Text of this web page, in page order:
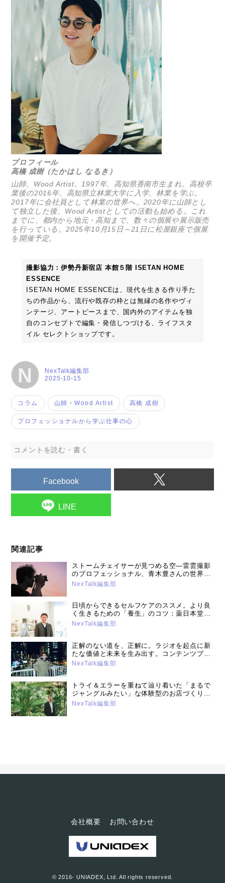
プロフィール
高橋 成樹（たかはし なるき）
山師、Wood Artist。1997年、高知県香南市生まれ。高校卒
業後の2016年、高知県立林業大学に入学、林業を学ぶ。
2017年に会社員として林業の世界へ。2020年に山師とし
て独立した後、Wood Artistとしての活動も始める。これ
までに、都内から地元・高知まで、数々の個展や展示販売
を行っている。2025年10月15日～21日に松屋銀座で個展
を開催予定。
撮影協力：伊勢丹新宿店 本館５階 ISETAN HOME
ESSENCE
ISETAN HOME ESSENCEは、現代を生きる作り手た
ちの作品から、流行や既存の枠とは無縁の名作やヴィ
ンテージ、アートピースまで、国内外のアイテムを独
自のコンセプトで編集・発信しつづける、ライフスタ
イル セレクトショップです。
N 2025-10-15
NexTalk編集部
コラム 山師・Wood Artist 高橋 成樹
プロフェッショナルから学ぶ仕事の心
コメントを読む・書く
Facebook
LINE
関連記事
ストームチェイサーが見つめる空―雷雲撮影
のプロフェッショナル、青木豊さんの世界
（2025年5月20日号）
NexTalk編集部
日頃からできるセルフケアのススメ。より良
く生きるための「養生」のコツ：薬日本堂漢
方スクール講師・薬剤師鈴木養平先生（2026
NexTalk編集部
正解のない道を、正解に。ラジオを起点に新
たな価値と未来を生み出す。コンテンツプロ
デューサー石井 玄さん：「プロフェッショナ
NexTalk編集部
トライ＆エラーを重ねて辿り着いた「まるで
ジャングルみたい」な体験型のお店づくり。
オザキフラワーパーク社長・尾崎明弘さん：
NexTalk編集部
会社概要 お問い合わせ
© 2016- UNIADEX, Ltd. All rights reserved.